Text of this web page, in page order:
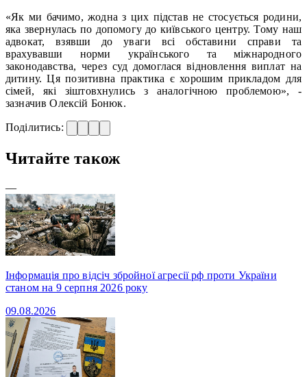
«Як ми бачимо, жодна з цих підстав не стосується родини,
яка звернулась по допомогу до київського центру. Тому наш
адвокат, взявши до уваги всі обставини справи та
врахувавши норми українського та міжнародного
законодавства, через суд домоглася відновлення виплат на
дитину. Ця позитивна практика є хорошим прикладом для
сімей, які зіштовхнулись з аналогічною проблемою», -
зазначив Олексій Бонюк.
Поділитись:
Читайте також
—
Інформація про відсіч збройної агресії рф проти України
станом на 9 серпня 2026 року
09.08.2026